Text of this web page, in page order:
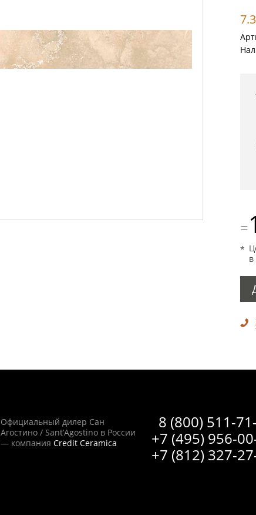
=
в
8 (800) 511-
+7 (495) 956-
+7 (812) 327-
Официальный дилер Сан
Агостино / Sant’Agostino в России
— компания Credit Ceramica